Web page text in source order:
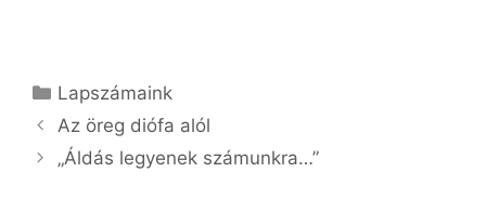
Kategória
Lapszámaink
Az öreg diófa alól
„Áldás legyenek számunkra…”